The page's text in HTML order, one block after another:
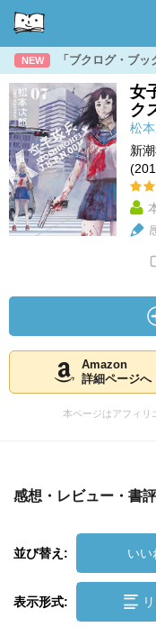
NEW 「ブクログ・ブ
女
ク
松
新
Amazon
詳細ページへ
本ページはアフィリ
感想・レビュー・書評
並び替え: いい
表示形式: